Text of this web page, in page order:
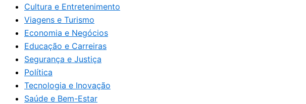
Cultura e Entretenimento
Viagens e Turismo
Economia e Negócios
Educação e Carreiras
Segurança e Justiça
Política
Tecnologia e Inovação
Saúde e Bem-Estar